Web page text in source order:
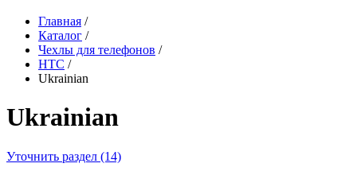
Главная /
Каталог /
Чехлы для телефонов /
HTC /
Ukrainian
Ukrainian
Уточнить раздел (14)